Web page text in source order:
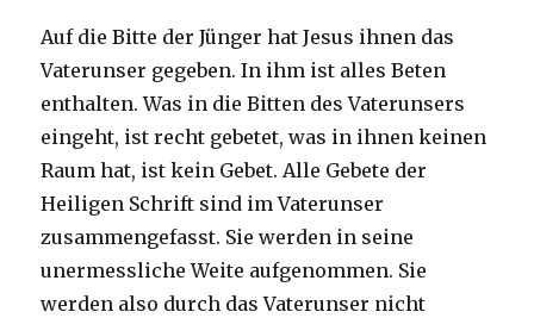
Auf die Bitte der Jünger hat Jesus ihnen das
Vaterunser gegeben. In ihm ist alles Beten
enthalten. Was in die Bitten des Vaterunsers
eingeht, ist recht gebetet, was in ihnen keinen
Raum hat, ist kein Gebet. Alle Gebete der
Heiligen Schrift sind im Vaterunser
zusammengefasst. Sie werden in seine
unermessliche Weite aufgenommen. Sie
werden also durch das Vaterunser nicht